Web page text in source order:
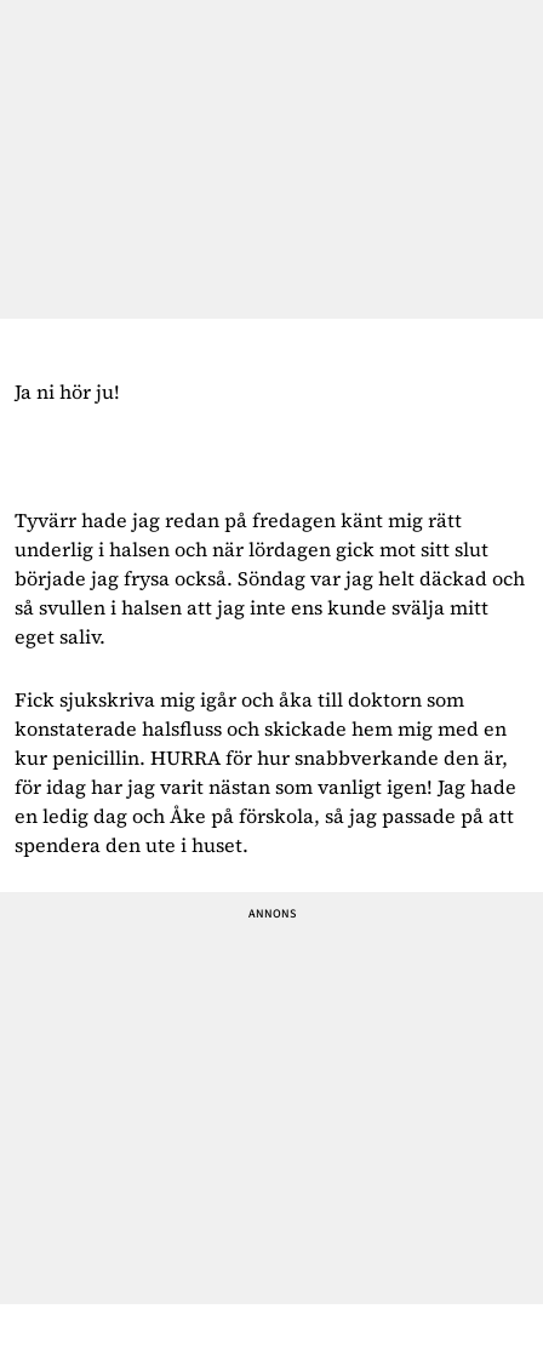
Ja ni hör ju!
Tyvärr hade jag redan på fredagen känt mig rätt
underlig i halsen och när lördagen gick mot sitt slut
började jag frysa också. Söndag var jag helt däckad och
så svullen i halsen att jag inte ens kunde svälja mitt
eget saliv.
Fick sjukskriva mig igår och åka till doktorn som
konstaterade halsfluss och skickade hem mig med en
kur penicillin. HURRA för hur snabbverkande den är,
för idag har jag varit nästan som vanligt igen! Jag hade
en ledig dag och Åke på förskola, så jag passade på att
spendera den ute i huset.